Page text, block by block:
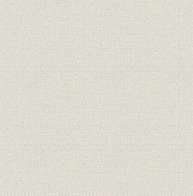
1. 資金運用と資金調達
2. 業績の推移
第4章 戦時体制と日本電気
第1節 戦時「計画経済化」と通
1. 「高度国防国家」建設から
2. 「国家統制」の導入